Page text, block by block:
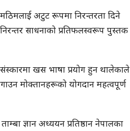
अटुट रूपमा निरन्तरता दिने
साधनाको प्रतिफलस्वरूप पुस्तक
खस भाषा प्रयोग हुन थालेकाले
मोक्तानहरूको योगदान महत्वपूर्ण
ज्ञान अध्ययन प्रतिष्ठान नेपालका